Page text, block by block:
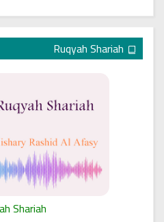
Shariah